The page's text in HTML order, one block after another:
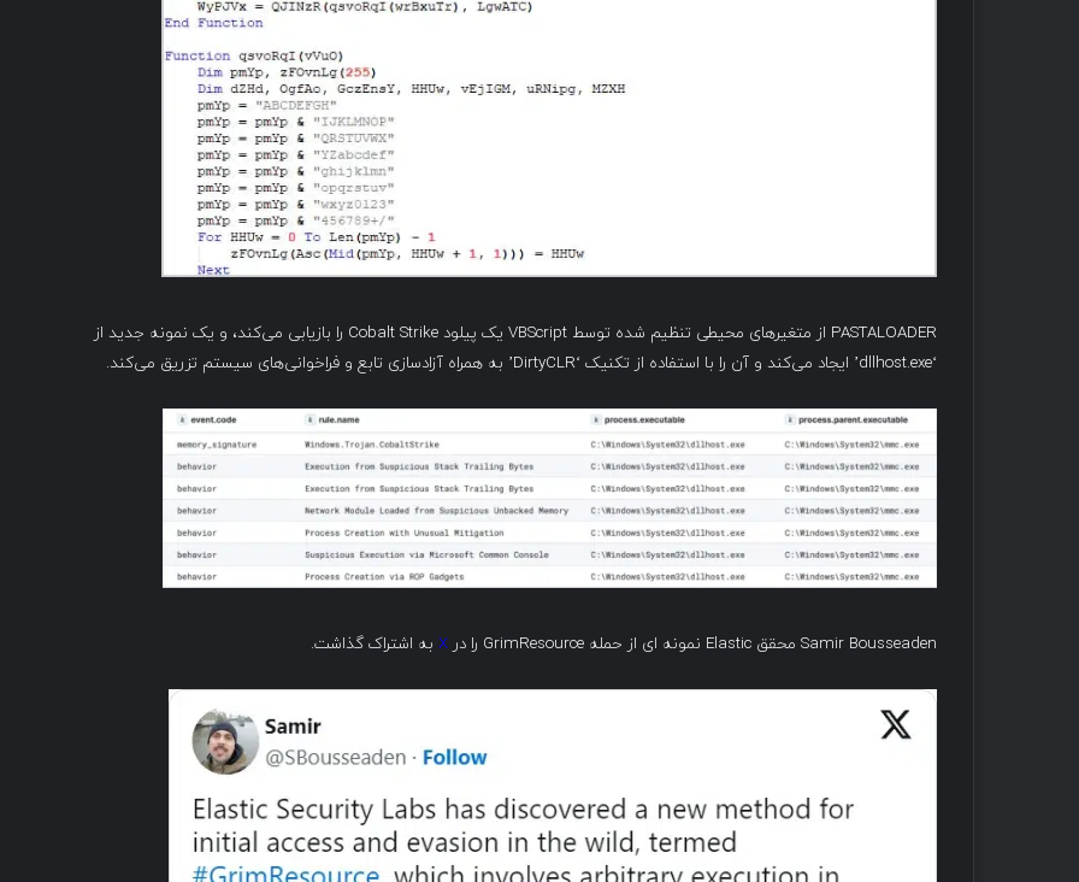
PASTALOADER از متغیرهای محیطی تنظیم شده توسط VBScript یک پیلود Cobalt Strike را بازیابی می‌کند، و یک نمونه جدید از
‘dllhost.exe’ ایجاد می‌کند و آن را با استفاده از تکنیک ‘DirtyCLR’ به همراه آزادسازی تابع و فراخوانی‌های سیستم تزریق می‌کند.
Samir Bousseaden محقق Elastic نمونه ای از حمله GrimResource را در X به اشتراک گذاشت.